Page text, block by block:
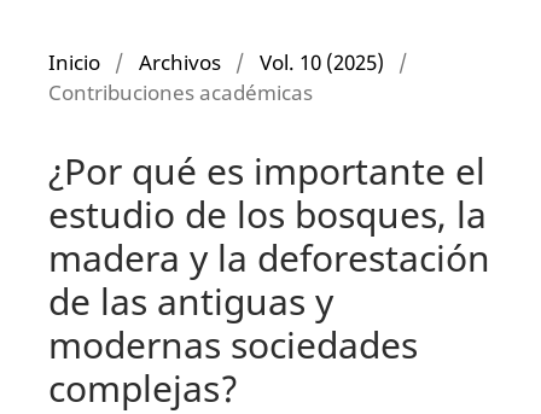
Inicio / Archivos / Vol. 10 (2025)
/
Contribuciones académicas
¿Por qué es importante el
estudio de los bosques, la
madera y la deforestación
de las antiguas y
modernas sociedades
complejas?